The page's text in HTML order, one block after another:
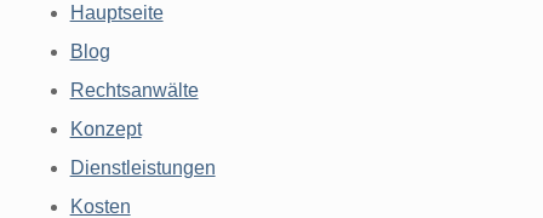
Hauptseite
Blog
Rechtsanwälte
Konzept
Dienstleistungen
Kosten